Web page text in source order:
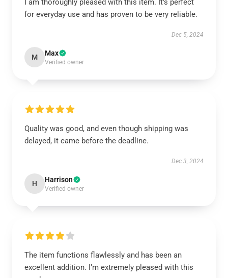
I am thoroughly pleased with this item. It’s perfect
for everyday use and has proven to be very reliable.
Dec 5, 2024
M Max
Verified owner
Quality was good, and even though shipping was
delayed, it came before the deadline.
Dec 3, 2024
H Harrison
Verified owner
The item functions flawlessly and has been an
excellent addition. I’m extremely pleased with this